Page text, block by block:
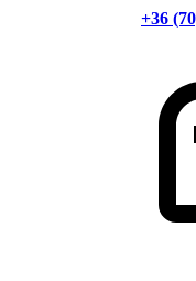
+36